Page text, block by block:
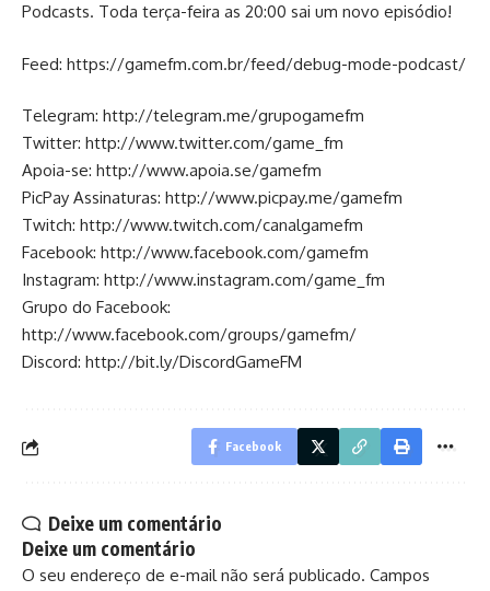
Podcasts. Toda terça-feira as 20:00 sai um novo episódio!
Feed: https://gamefm.com.br/feed/debug-mode-podcast/
Telegram: http://telegram.me/grupogamefm
Twitter: http://www.twitter.com/game_fm
Apoia-se: http://www.apoia.se/gamefm
PicPay Assinaturas: http://www.picpay.me/gamefm
Twitch: http://www.twitch.com/canalgamefm
Facebook: http://www.facebook.com/gamefm
Instagram: http://www.instagram.com/game_fm
Grupo do Facebook:
http://www.facebook.com/groups/gamefm/
Discord: http://bit.ly/DiscordGameFM
Facebook
Deixe um comentário
Deixe um comentário
O seu endereço de e-mail não será publicado. Campos